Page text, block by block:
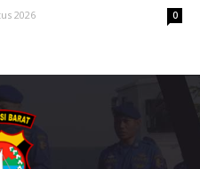
2026 0